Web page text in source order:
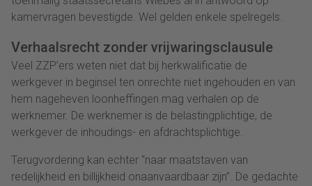
kamervragen bevestigde. Wel gelden enkele spelregels.
Verhaalsrecht zonder vrijwaringsclausule
Veel ZZP’ers weten niet dat bij herkwalificatie de
werkgever in beginsel ten onrechte niet ingehouden en van
hem nageheven loonheffingen mag verhalen op de
werknemer. De werknemer is de belastingplichtige, de
werkgever de inhoudings- en afdrachtsplichtige.
Terugvordering kan echter “naar maatstaven van
redelijkheid en billijkheid onaanvaardbaar zijn”. De gedachte